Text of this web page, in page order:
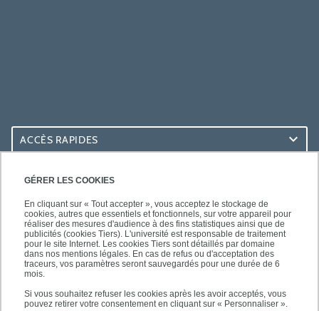
GÉRER LES COOKIES
En cliquant sur « Tout accepter », vous acceptez le stockage de
cookies, autres que essentiels et fonctionnels, sur votre appareil pour
réaliser des mesures d'audience à des fins statistiques ainsi que de
publicités (cookies Tiers). L'université est responsable de traitement
pour le site Internet. Les cookies Tiers sont détaillés par domaine
dans nos mentions légales. En cas de refus ou d'acceptation des
traceurs, vos paramètres seront sauvegardés pour une durée de 6
mois.
Si vous souhaitez refuser les cookies après les avoir acceptés, vous
pouvez retirer votre consentement en cliquant sur « Personnaliser ».
ACCÈS RAPIDES
ACCÈS PRATIQUES
SUIVEZ-NOUS